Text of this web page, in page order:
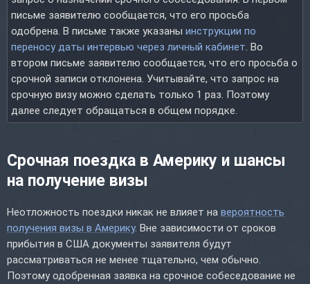
письме заявителю сообщается, что его просьба
одобрена. В письме также указаны инструкции по
переносу даты интервью через личный кабинет . Во
втором письме заявителю сообщается, что его просьба о
срочной записи отклонена. Учитывайте, что запрос на
срочную визу можно сделать только 1 раз. Поэтому
далее следует обращаться в общем порядке.
Срочная поездка в Америку и шансы
на получение визы
Неотложность поездки никак не влияет на вероятность
получения визы в Америку. Вне зависимости от сроков
прибытия в США документы заявителя будут
рассматриваться не менее тщательно, чем обычно.
Поэтому одобренная заявка на срочное собеседование не